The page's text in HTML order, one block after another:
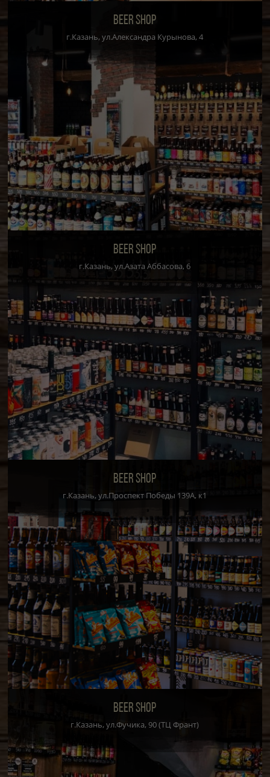
BEER SHOP
г.Казань, ул.Александра Курынова, 4
BEER SHOP
г.Казань, ул.Азата Аббасова, 6
BEER SHOP
г.Казань, ул.Проспект Победы 139А, к1
BEER SHOP
г.Казань, ул.Фучика, 90 (ТЦ Франт)